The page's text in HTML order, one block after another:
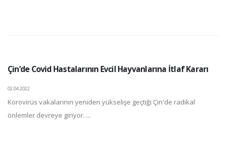
Çin’de Covid Hastalarının Evcil Hayvanlarına İtlaf Kararı
02.04.2022
Korovirüs vakalarının yeniden yükselişe geçtiği Çin'de radikal
önlemler devreye giriyor. ...